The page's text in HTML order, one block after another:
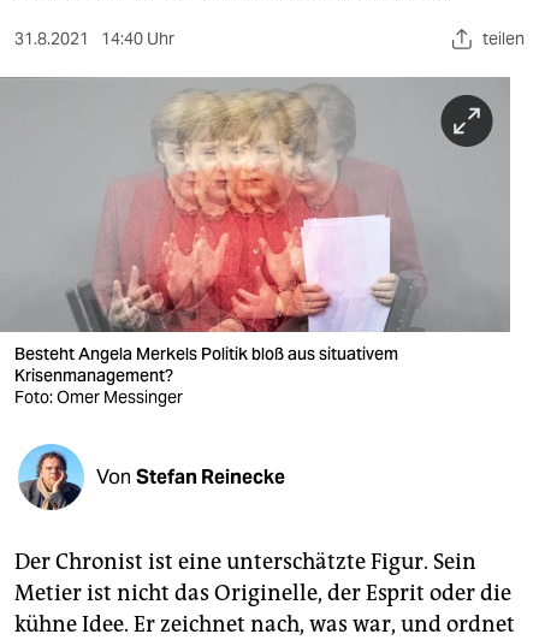
wahrheit
verlag
verlag
shop
fragen & hilfe
unterstützen
abo
31.8.2021 14:40 Uhr teilen
Besteht Angela Merkels Politik bloß aus situativem
Krisenmanagement?
Foto: Omer Messinger
Von Stefan Reinecke
Der Chronist ist eine unterschätzte Figur. Sein
Metier ist nicht das Originelle, der ­Esprit oder die
kühne Idee. Er zeichnet nach, was war, und ordnet